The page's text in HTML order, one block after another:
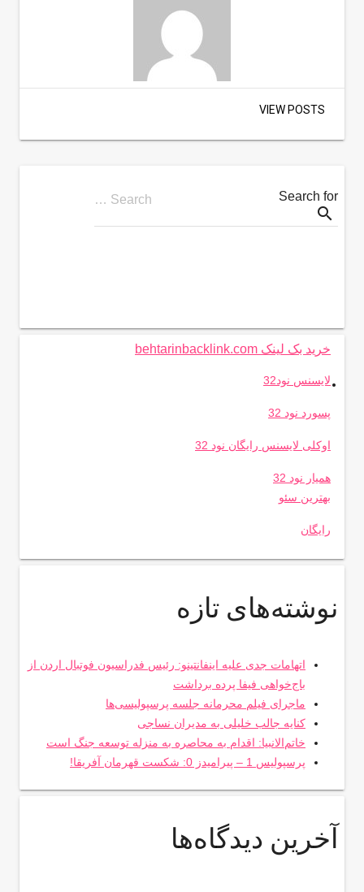
VIEW POSTS
Search for
Search …
search
.
خرید بک لینک behtarinbacklink.com
لایسنس نود32
پسورد نود 32
اوکلی لایسنس رایگان نود 32
همیار نود 32
بهترین سئو
رایگان
نوشته‌های تازه
اتهامات جدی علیه اینفانتینو: رئیس فدراسیون فوتبال اردن از
باج‌خواهی فیفا پرده برداشت
ماجرای فیلم محرمانه جلسه پرسپولیسی‌ها
کنایه جالب خلیلی به مدیران نساجی
خاتم‌الانبیا: اقدام به محاصره به منزله توسعه جنگ است
پرسپولیس 1 – پیرامیدز 0: شکست قهرمان آفریقا!
آخرین دیدگاه‌ها